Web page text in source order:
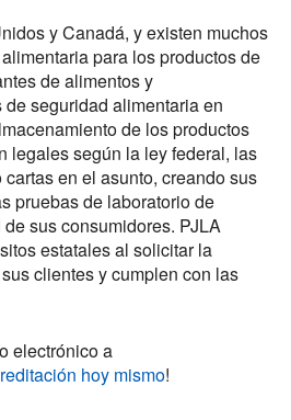
y Canadá, y existen muchos
para los productos de
de alimentos y
seguridad alimentaria en
de los productos
legales según la ley federal, las
en el asunto, creando sus
pruebas de laboratorio de
sus consumidores. PJLA
estatales al solicitar la
clientes y cumplen con las
electrónico a
hoy mismo!